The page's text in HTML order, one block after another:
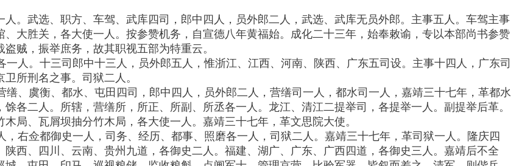
。武选、职方、车驾、武库四司，郎中四人，员外郎二人，武选、武库无员外郎。主事五人。车驾主事
大胜关，各大使一人。按参赞机务，自宣德八年黄福始。成化二十三年，始奉敕谕，专以本部尚书参赞
贼，振举庶务，故其职视五部为特重云。
一人。十三司郎中十三人，员外郎五人，惟浙江、江西、河南、陕西、广东五司设。主事十四人，广东司
所刑名之事。司狱二人。
缮、虞衡、都水、屯田四司，郎中四人，员外郎二人，营缮司一人，都水司一人，嘉靖三十七年，革都水
各二人。所辖，营缮所，所正、所副、所丞各一人。龙江、清江二提举司，各提举一人。副提举后革。
局、瓦屑坝抽分竹木局，各大使一人。嘉靖三十七年，革文思院大使。
，右佥都御史一人，司务、经历、都事、照磨各一人，司狱二人。嘉靖三十七年，革司狱一人。隆庆四
西、四川、云南、贵州九道，各御史二人。福建、湖广、广东、广西四道，各御史三人。嘉靖后不全